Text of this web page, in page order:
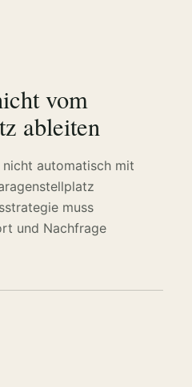
vom
ableiten
automatisch mit
muss
und Nachfrage